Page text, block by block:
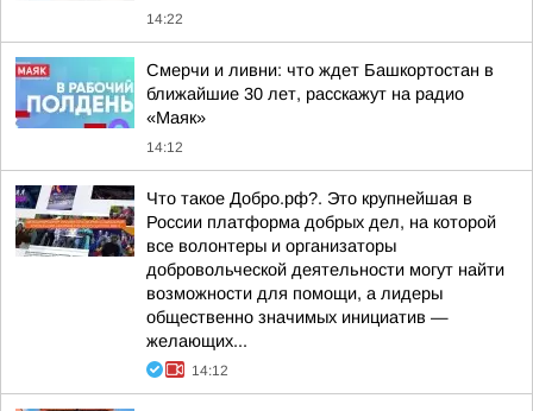
14:22
Смерчи и ливни: что ждет Башкортостан в
ближайшие 30 лет, расскажут на радио
«Маяк»
14:12
Что такое Добро.рф?. Это крупнейшая в
России платформа добрых дел, на которой
все волонтеры и организаторы
добровольческой деятельности могут найти
возможности для помощи, а лидеры
общественно значимых инициатив —
желающих...
14:12